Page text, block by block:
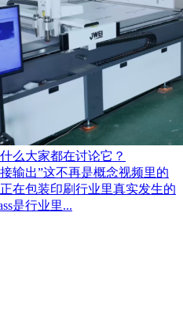
么大家都在讨论它？
输出”这不再是概念视频里的
在包装印刷行业里真实发生的
是行业里...